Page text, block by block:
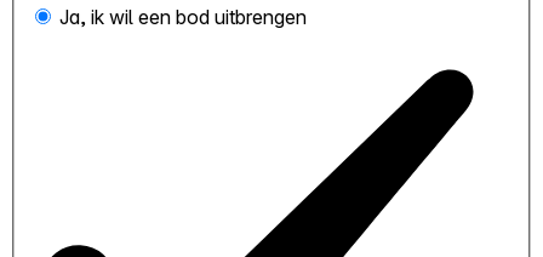
Ja, ik wil een bod uitbrengen